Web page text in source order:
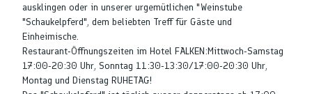
ausklingen oder in unserer urgemütlichen "Weinstube
"Schaukelpferd", dem beliebten Treff für Gäste und
Einheimische.
Restaurant-Öffnungszeiten im Hotel FALKEN:Mittwoch-Samstag
17:00-20:30 Uhr, Sonntag 11:30-13:30/17:00-20:30 Uhr,
Montag und Dienstag RUHETAG!